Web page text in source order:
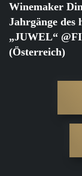
Winemaker
Jahrgänge des
„JUWEL“
(Österreich)